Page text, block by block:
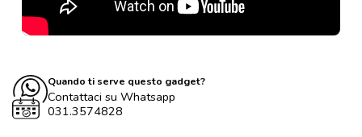
Quando ti serve questo gadget?
Contattaci su Whatsapp
031.3574828